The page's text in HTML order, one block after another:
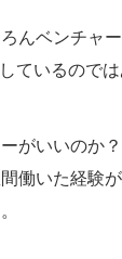
んベンチャ
ているので
がいいのか
働いた経験